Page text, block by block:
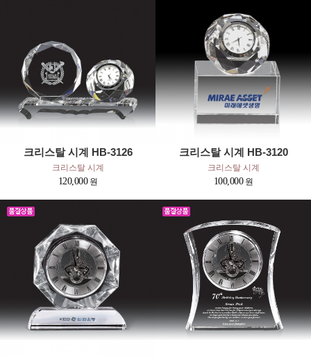
크리스탈 시계 HB-3126
크리스탈 시계
120,000
크리스탈 시계 HB-3120
크리스탈 시계
100,000